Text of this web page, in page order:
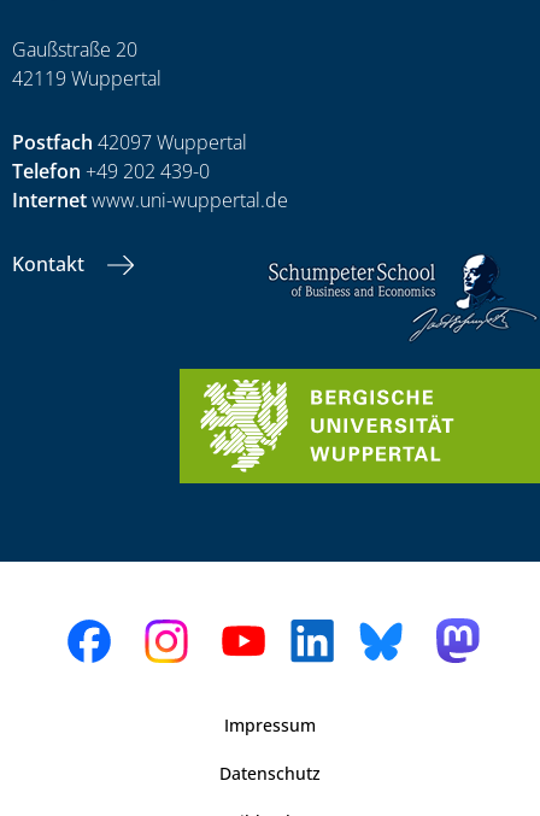
Gaußstraße 20
42119 Wuppertal
Postfach 42097 Wuppertal
Telefon +49 202 439-0
Internetwww.uni-wuppertal.de
Kontakt
Impressum
Datenschutz